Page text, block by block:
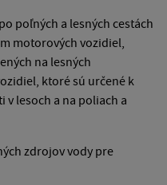
poľných a lesných cestách
motorových vozidiel,
na lesných
ktoré sú určené k
lesoch a na poliach a
zdrojov vody pre